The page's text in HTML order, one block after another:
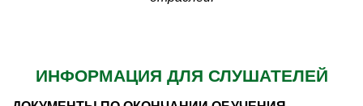
ИНФОРМАЦИЯ ДЛЯ СЛУШАТЕЛЕЙ